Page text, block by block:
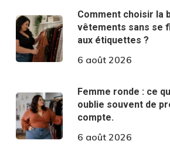
Comment choisir la
vêtements sans se
aux étiquettes ?
6 août 2026
Femme ronde : ce
oublie souvent de
compte.
6 août 2026